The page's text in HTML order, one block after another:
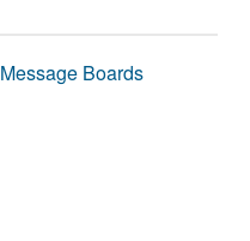
Message Boards